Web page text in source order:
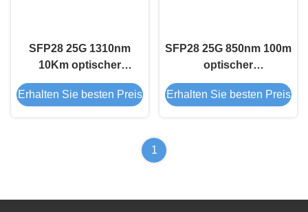
SFP28 25G 1310nm
10Km optischer
Empfängermodul
Erhalten Sie besten Preis
SFP28 25G 850nm 100m
optischer
Empfängermodul
Erhalten Sie besten Preis
1